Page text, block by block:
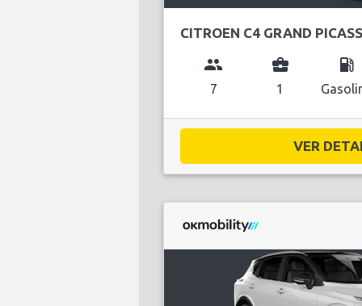
CITROEN C4 GRAND
group
7
business_center
1
local_gas_station
VER